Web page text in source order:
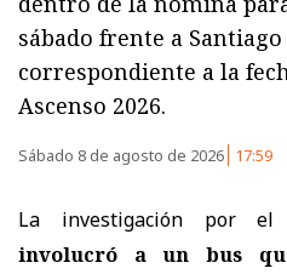
sábado frente a
correspondiente a la
Ascenso 2026.
Sábado 8 de agosto de 2026 17:59
La investigación por el
involucró a un bus